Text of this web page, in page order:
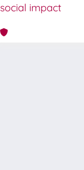
social impact